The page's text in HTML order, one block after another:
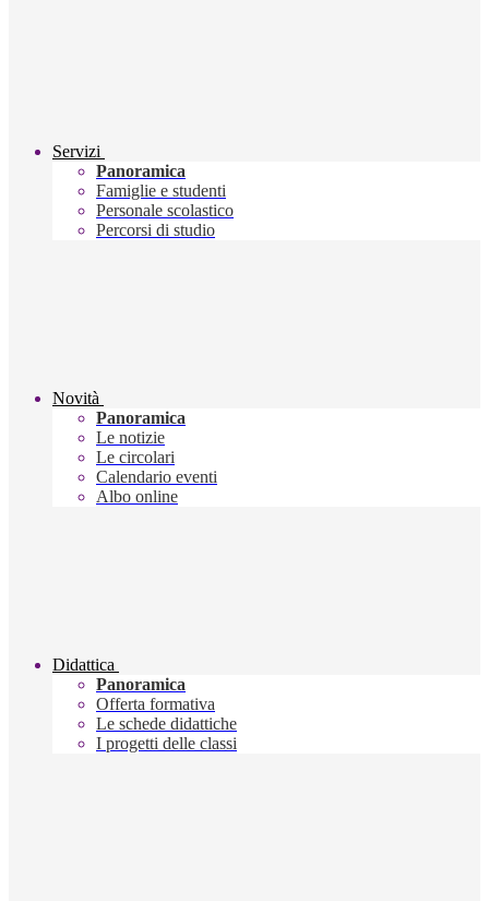
Servizi
Panoramica
Famiglie e studenti
Personale scolastico
Percorsi di studio
Novità
Panoramica
Le notizie
Le circolari
Calendario eventi
Albo online
Didattica
Panoramica
Offerta formativa
Le schede didattiche
I progetti delle classi